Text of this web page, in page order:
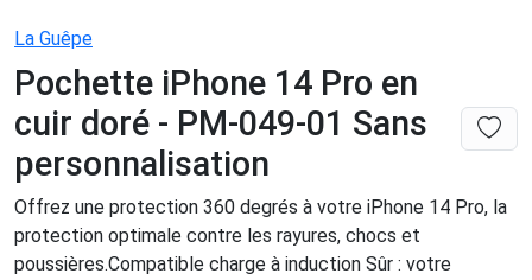
La Guêpe
Pochette iPhone 14 Pro en
cuir doré - PM-049-01 Sans
personnalisation
Offrez une protection 360 degrés à votre iPhone 14 Pro, la
protection optimale contre les rayures, chocs et
poussières.Compatible charge à induction Sûr : votre